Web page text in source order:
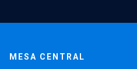
MESA CENTRAL